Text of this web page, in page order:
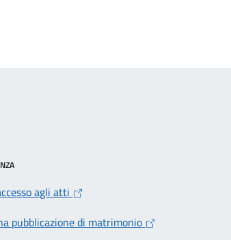
agli atti
pubblicazione di matrimonio